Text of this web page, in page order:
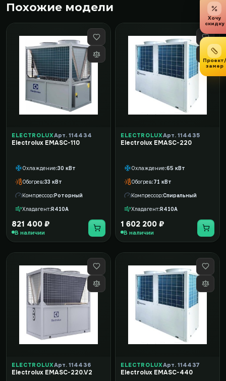
Похожие модели
ELECTROLUXАрт. 114434
Electrolux EMASC-110
Охлаждение 30 кВт
Обогрев 33 кВт
Компрессор Роторный
Хладагент R410A
821 400 ₽
В наличии
ELECTROLUXАрт. 114435
Electrolux EMASC-220
Охлаждение 65 кВт
Обогрев 71 кВт
Компрессор Спиральный
Хладагент R410A
1 602 200 ₽
В наличии
ELECTROLUXАрт. 114436
Electrolux EMASC-220.V2
ELECTROLUXАрт. 114437
Electrolux EMASC-440
Хочу
скидку
Проект/
замер